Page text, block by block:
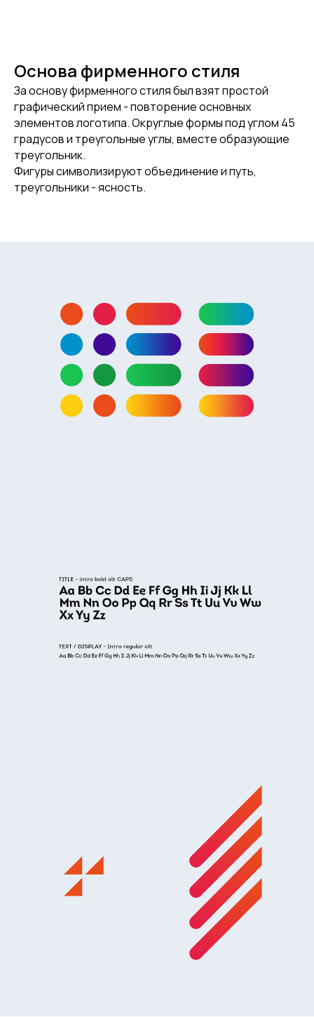
Основа фирменного стиля
За основу фирменного стиля был взят простой
графический прием - повторение основных
элементов логотипа. Округлые формы под углом 45
градусов и треугольные углы, вместе образующие
треугольник.
Фигуры символизируют объединение и путь,
треугольники - ясность.